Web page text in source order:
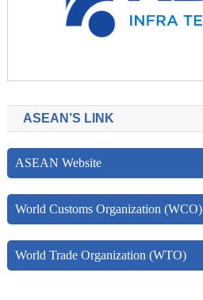
ASEAN’S LINK
ASEAN Website
World Customs Organization (WCO)
World Trade Organization (WTO)